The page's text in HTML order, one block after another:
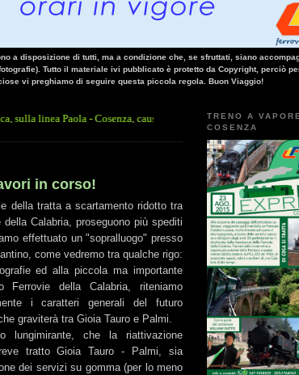
a disposizione di tutti, ma a condizione che, se sfruttati, siano
Tutto il materiale ivi pubblicato è protetto da Copyright, perciò
vi preghiamo di seguire questa piccola regola. Buon Viaggio!
Paola - Cosenza, causa l'arresto improvviso di un treno nella
in corso!
della tratta a scartamento ridotto tra
Calabria, proseguono più spediti
effettuato un "sopralluogo" presso
come vedremo tra qualche rigo:
ed alla piccola ma importante
della Calabria, riteniamo
i caratteri generali del futuro
graviterà tra Gioia Tauro e Palmi.
lungimirante, che la riattivazione
tratto Gioia Tauro - Palmi, sia
dei servizi su gomma (per lo meno
TRENO A
COSENZA